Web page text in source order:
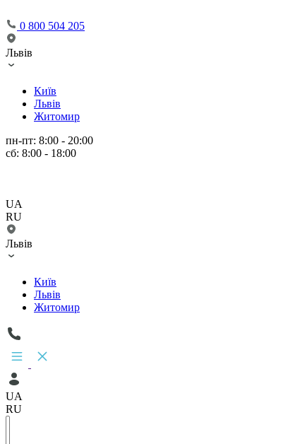
0 800 504 205
Львів
Київ
Львів
Житомир
пн-пт: 8:00 - 20:00
сб: 8:00 - 18:00
UA
RU
Львів
Київ
Львів
Житомир
UA
RU